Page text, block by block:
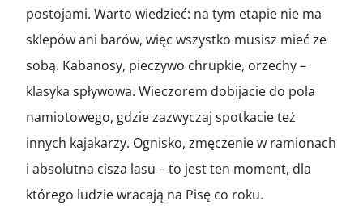
postojami. Warto wiedzieć: na tym etapie nie ma
sklepów ani barów, więc wszystko musisz mieć ze
sobą. Kabanosy, pieczywo chrupkie, orzechy –
klasyka spływowa. Wieczorem dobijacie do pola
namiotowego, gdzie zazwyczaj spotkacie też
innych kajakarzy. Ognisko, zmęczenie w ramionach
i absolutna cisza lasu – to jest ten moment, dla
którego ludzie wracają na Pisę co roku.